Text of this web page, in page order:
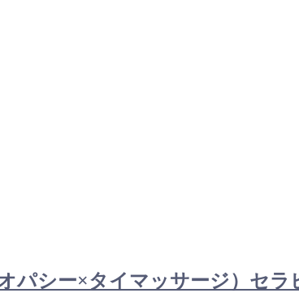
パシー×タイマッサージ）セ